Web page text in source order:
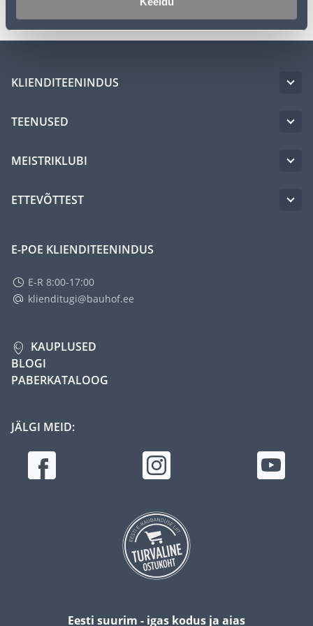
KLIENDITEENINDUS
TEENUSED
MEISTRIKLUBI
ETTEVÕTTEST
E-POE KLIENDITEENINDUS
E-R 8:00-17:00
klienditugi@bauhof.ee
KAUPLUSED
BLOGI
PABERKATALOOG
JÄLGI MEID:
Eesti suurim - igas kodus ja aias